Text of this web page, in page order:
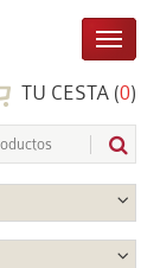
TU CESTA (0)